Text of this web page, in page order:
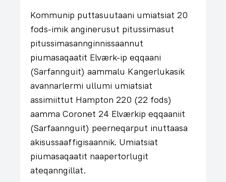
Kommunip puttasuutaani umiatsiat 20
fods-imik anginerusut pitussimasut
pitussimasannginnissaannut
piumasaqaatit Elværk-ip eqqaani
(Sarfannguit) aammalu Kangerlukasik
avannarlermi ullumi umiatsiat
assimiittut Hampton 220 (22 fods)
aamma Coronet 24 Elværkip eqqaaniit
(Sarfaannguit) peerneqarput inuttaasa
akisussaaffigisaannik. Umiatsiat
piumasaqaatit naapertorlugit
ateqanngillat.